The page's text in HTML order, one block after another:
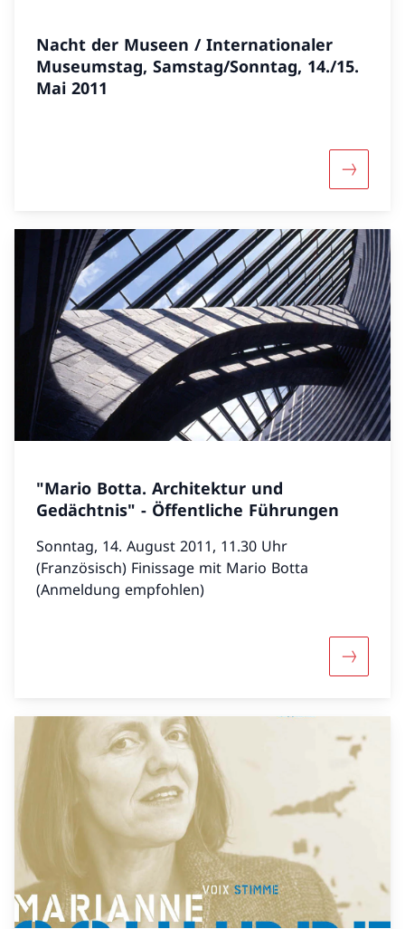
Nacht der Museen / Internationaler
Museumstag, Samstag/Sonntag, 14./15.
Mai 2011
Mehr
"Mario Botta. Architektur und
Gedächtnis" - Öffentliche Führungen
Sonntag, 14. August 2011, 11.30 Uhr
(Französisch) Finissage mit Mario Botta
(Anmeldung empfohlen)
Mehr